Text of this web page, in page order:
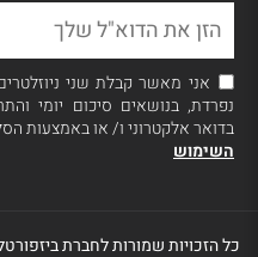
אני מאשר קבלת שני
נפרדת, בנושאים סיכום יומי
בדואר אלקטרוני ו/ או באמצעות
השימוש
כל הזכויות שמורות לחברת